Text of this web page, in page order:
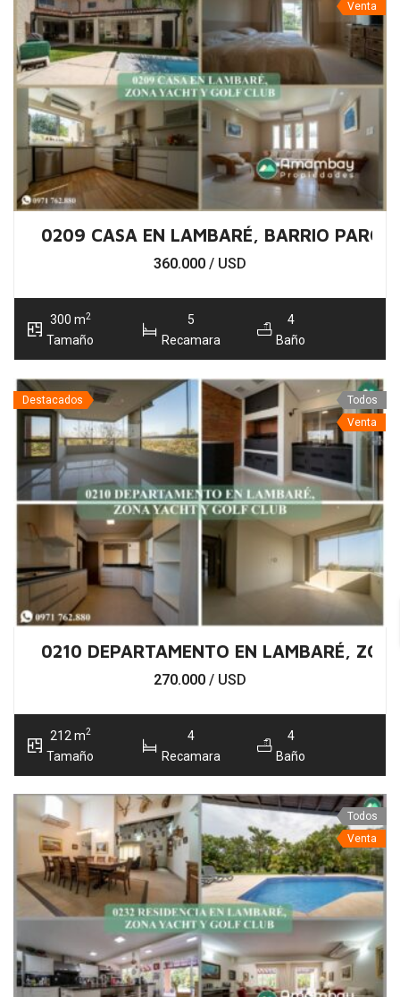
Venta
0209 CASA EN LAMBARÉ, BARRIO
360.000 / USD
300 m2
Tamaño
5
Recamara
4
Baño
Destacados
Todos
Venta
0210 DEPARTAMENTO EN LAMBARÉ,
270.000 / USD
212 m2
Tamaño
4
Recamara
4
Baño
Todos
Venta